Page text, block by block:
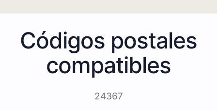
Códigos postales
compatibles
24367